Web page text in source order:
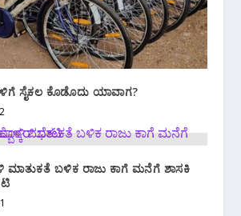
ಸೈಕಲ ಕೊಡೊದು ಯಾವಾಗ?
ಬಳಿಕ ರಾಜು ಕಾಗೆ ಮನೆಗೆ ಶಾಸಕಿ